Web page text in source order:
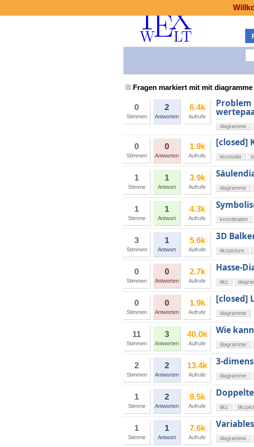
Fragen markiert mit mit diagramme
0
Stimmen
2
Antworten
6.4k
Aufrufe
Problem
diagramme
0
Stimmen
0
Antworten
1.9k
Aufrufe
[closed]
texstudio
1
Stimme
1
Antwort
3.9k
Aufrufe diagramme
1
Stimme
1
Antwort
4.3k
Aufrufe koordinaten
3
Stimmen
1
Antwort
5.6k
Aufrufe
3D
tikzpicture
0
Stimmen
0
Antworten
2.7k
Aufrufe
Hasse-
tikz
0
Stimmen
0
Antworten
1.9k
Aufrufe
[closed]
diagramme
11
Stimmen
3
Antworten
40.0k
Aufrufe
Wie
diagramme
2
Stimmen
2
Antworten
13.4k
Aufrufe
3-
diagramme
1
Stimme
2
Antworten
9.5k
Aufrufe tikz
1
Stimme
1
Antwort
7.6k
Aufrufe diagramme